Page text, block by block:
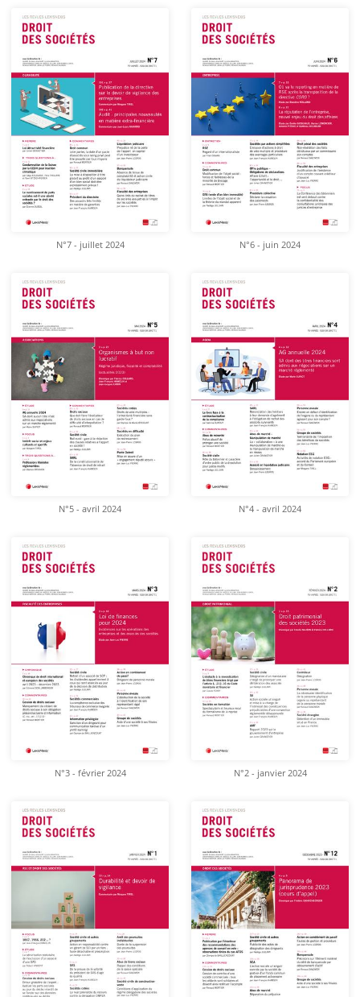
N°7 - juillet 2024 N°6 - juin 2024
N°5 - avril 2024 N°4 - avril 2024
N°3 - février 2024 N°2 - janvier 2024